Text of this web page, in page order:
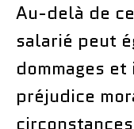
Au-delà de
salarié peut
dommages
préjudice